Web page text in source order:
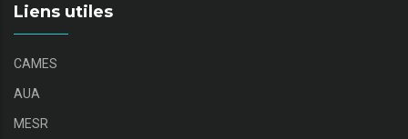
Liens utiles
CAMES
AUA
MESR